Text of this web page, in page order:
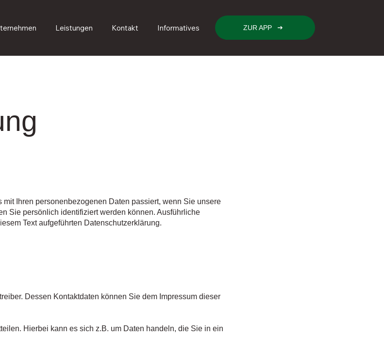
Leistungen Kontakt Informatives ZUR APP
Ihren personenbezogenen Daten passiert, wenn Sie unsere
Sie persönlich identifiziert werden können. Ausführliche
Text aufgeführten Datenschutzerklärung.
Dessen Kontaktdaten können Sie dem Impressum dieser
Hierbei kann es sich z.B. um Daten handeln, die Sie in ein